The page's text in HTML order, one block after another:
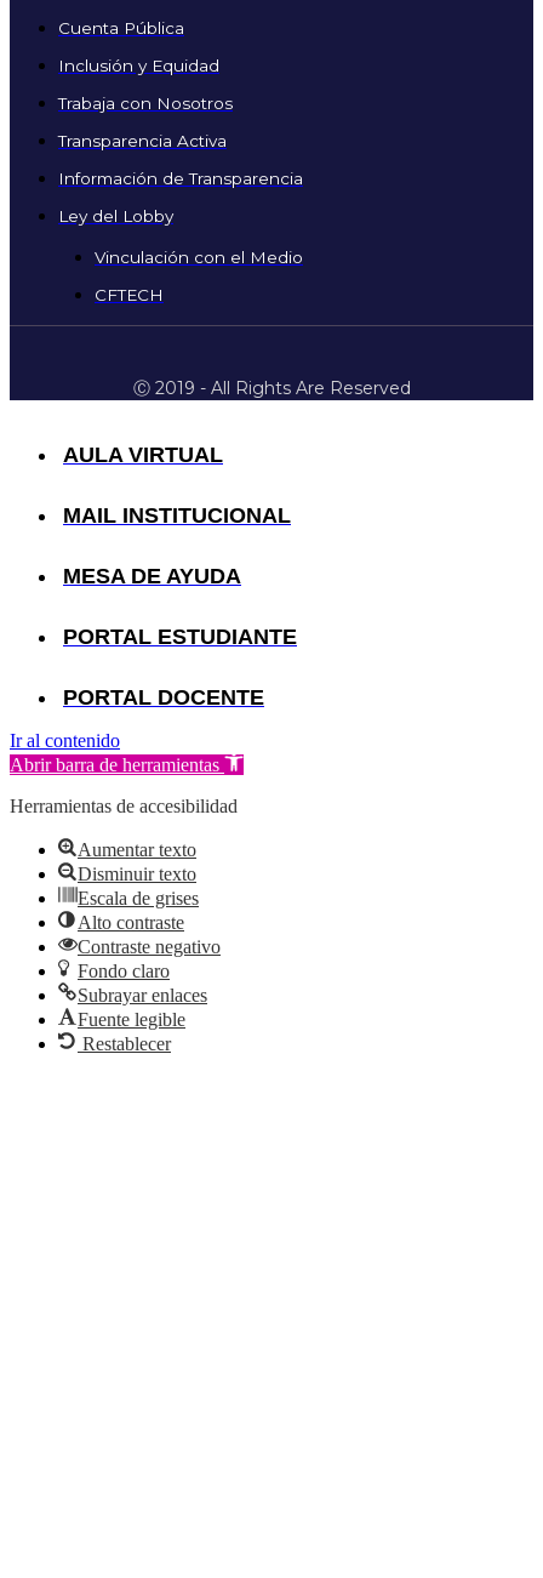
Cuenta Pública
Inclusión y Equidad
Trabaja con Nosotros
Transparencia Activa
Información de Transparencia
Ley del Lobby
Vinculación con el Medio
CFTECH
Ⓒ 2019 - All Rights Are Reserved
AULA VIRTUAL
MAIL INSTITUCIONAL
MESA DE AYUDA
PORTAL ESTUDIANTE
PORTAL DOCENTE
Ir al contenido
Abrir barra de herramientas
Herramientas de accesibilidad
Aumentar texto
Disminuir texto
Escala de grises
Alto contraste
Contraste negativo
Fondo claro
Subrayar enlaces
Fuente legible
Restablecer